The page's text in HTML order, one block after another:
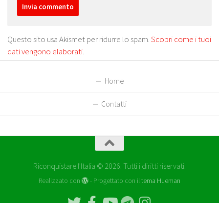
Questo sito usa Akismet per ridurre lo spam.Scopri come i tuoi
dati vengono elaborati.
Home
Contatti
Riconquistare l'Italia © 2026. Tutti i diritti riservati.
Realizzato con - Progettato con iltema Hueman